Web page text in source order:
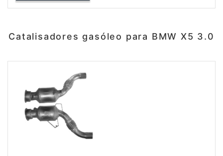
Catalisadores gasóleo para BMW X5 3.0